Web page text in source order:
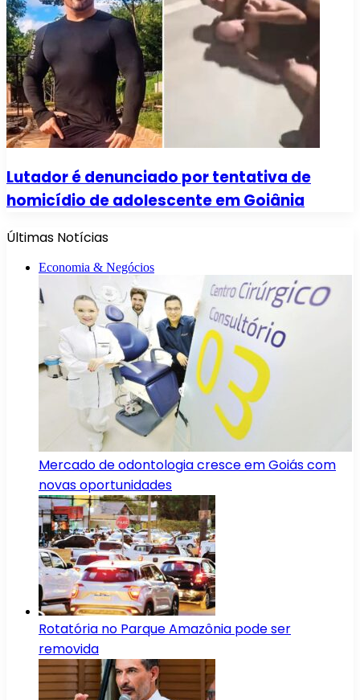
Lutador é denunciado por tentativa de
homicídio de adolescente em Goiânia
Últimas Notícias
Economia & Negócios
Mercado de odontologia cresce em Goiás com
novas oportunidades
Rotatória no Parque Amazônia pode ser
removida